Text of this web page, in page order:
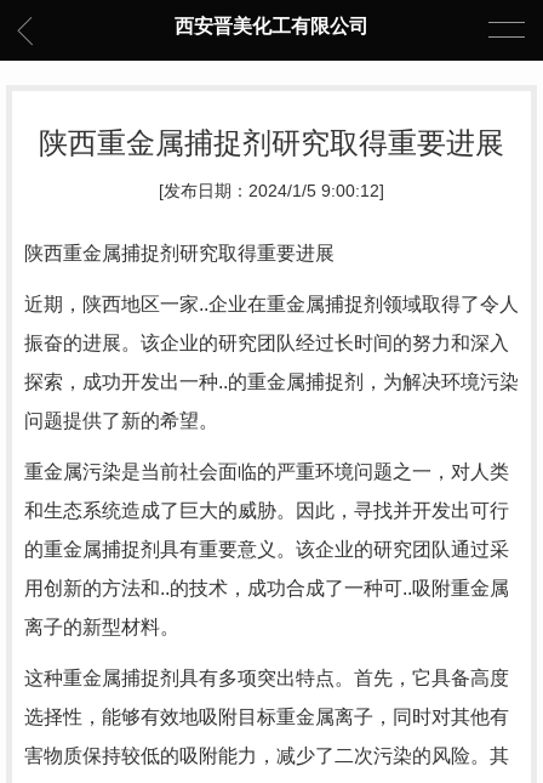
西安晋美化工有限公司
陕西重金属捕捉剂研究取得重要进展
[发布日期：2024/1/5 9:00:12]
陕西重金属捕捉剂研究取得重要进展
近期，陕西地区一家..企业在重金属捕捉剂领域取得了令人
振奋的进展。该企业的研究团队经过长时间的努力和深入
探索，成功开发出一种..的重金属捕捉剂，为解决环境污染
问题提供了新的希望。
重金属污染是当前社会面临的严重环境问题之一，对人类
和生态系统造成了巨大的威胁。因此，寻找并开发出可行
的重金属捕捉剂具有重要意义。该企业的研究团队通过采
用创新的方法和..的技术，成功合成了一种可..吸附重金属
离子的新型材料。
这种重金属捕捉剂具有多项突出特点。首先，它具备高度
选择性，能够有效地吸附目标重金属离子，同时对其他有
害物质保持较低的吸附能力，减少了二次污染的风险。其